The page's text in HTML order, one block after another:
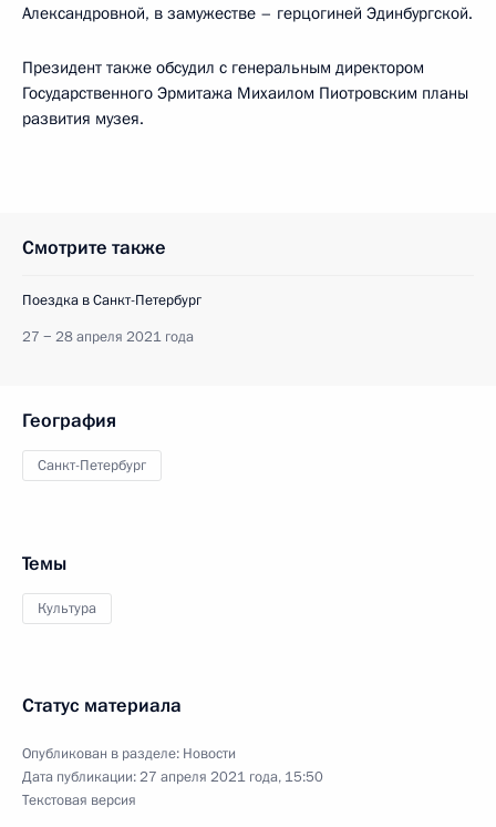
Александровной, в замужестве – герцогиней Эдинбургской.
Президент также обсудил с генеральным директором
Государственного Эрмитажа Михаилом Пиотровским планы
развития музея.
Смотрите также
Поездка в Санкт-Петербург
27 − 28 апреля 2021 года
География
Санкт-Петербург
Темы
Культура
Статус материала
Опубликован в разделе: Новости
Дата публикации:27 апреля 2021 года, 15:50
Текстовая версия